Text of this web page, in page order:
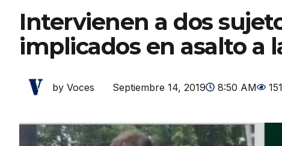
Intervienen a dos
implicados en asalto a
by Voces Septiembre 14, 2019 8:50 AM 151